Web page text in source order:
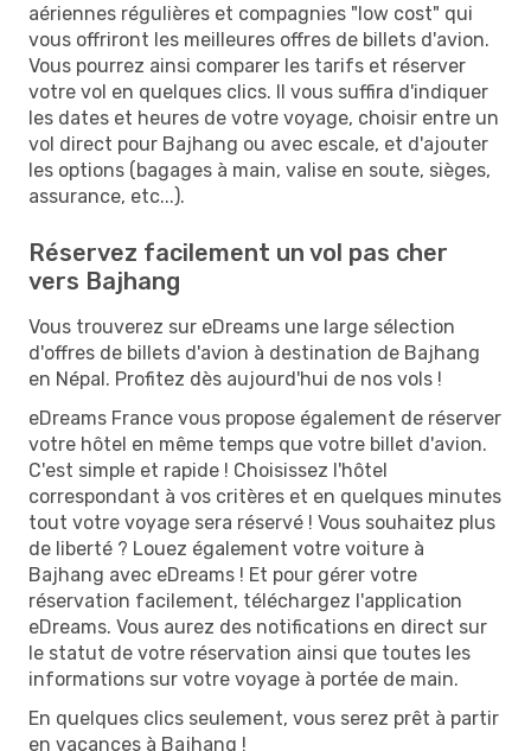
aériennes régulières et compagnies "low cost" qui
vous offriront les meilleures offres de billets d'avion.
Vous pourrez ainsi comparer les tarifs et réserver
votre vol en quelques clics. Il vous suffira d'indiquer
les dates et heures de votre voyage, choisir entre un
vol direct pour Bajhang ou avec escale, et d'ajouter
les options (bagages à main, valise en soute, sièges,
assurance, etc...).
Réservez facilement un vol pas cher
vers Bajhang
Vous trouverez sur eDreams une large sélection
d'offres de billets d'avion à destination de Bajhang
en Népal. Profitez dès aujourd'hui de nos vols !
eDreams France vous propose également de réserver
votre hôtel en même temps que votre billet d'avion.
C'est simple et rapide ! Choisissez l'hôtel
correspondant à vos critères et en quelques minutes
tout votre voyage sera réservé ! Vous souhaitez plus
de liberté ? Louez également votre voiture à
Bajhang avec eDreams ! Et pour gérer votre
réservation facilement, téléchargez l'application
eDreams. Vous aurez des notifications en direct sur
le statut de votre réservation ainsi que toutes les
informations sur votre voyage à portée de main.
En quelques clics seulement, vous serez prêt à partir
en vacances à Bajhang !